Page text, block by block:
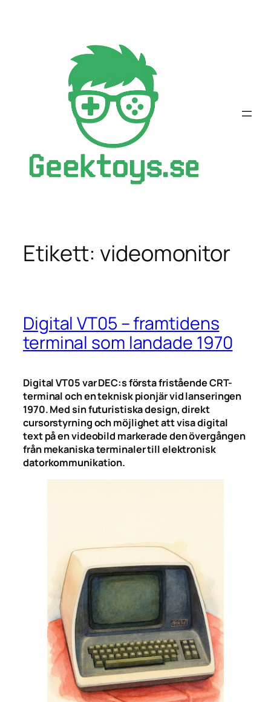
Etikett: videomonitor
Digital VT05 – framtidens
terminal som landade 1970
Digital VT05 var DEC:s första fristående CRT-
terminal och en teknisk pionjär vid lanseringen
1970. Med sin futuristiska design, direkt
cursorstyrning och möjlighet att visa digital
text på en videobild markerade den övergången
från mekaniska terminaler till elektronisk
datorkommunikation.